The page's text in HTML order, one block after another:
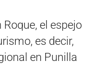
el espejo
es decir,
en Punilla